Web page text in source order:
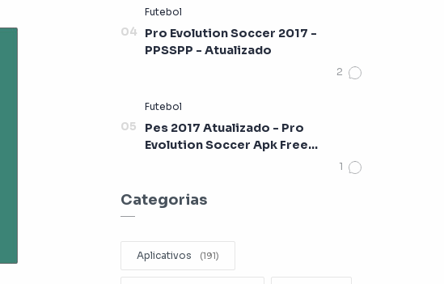
Pro Evolution Soccer 2017 -
PPSSPP - Atualizado
Pes 2017 Atualizado - Pro
Evolution Soccer Apk Free
Categorias
Aplicativos